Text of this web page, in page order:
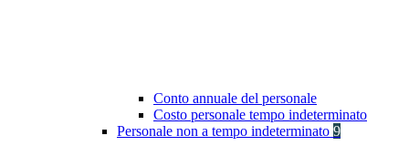
Conto annuale del personale
Costo personale tempo indeterminato
Personale non a tempo indeterminato 9